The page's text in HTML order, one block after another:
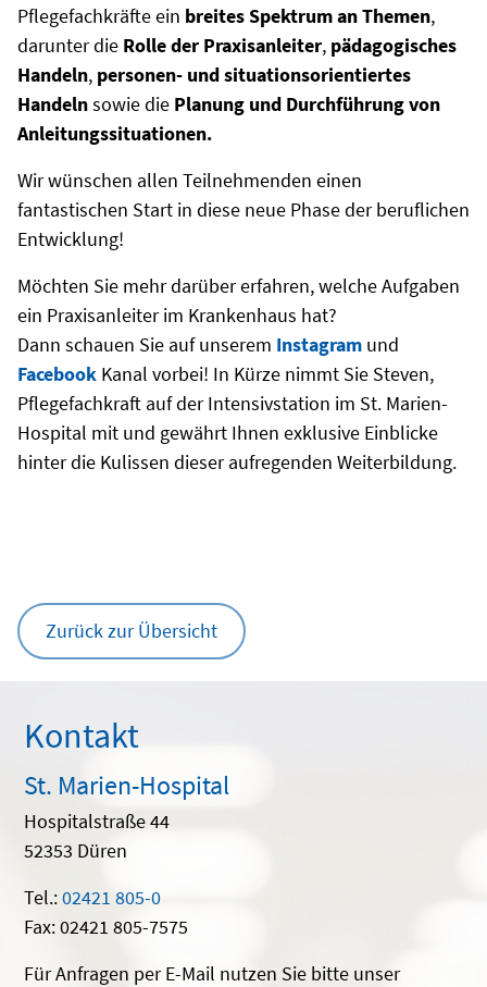
Pflegefachkräfte ein breites Spektrum an Themen,
darunter die Rolle der Praxisanleiter, pädagogisches
Handeln, personen- und situationsorientiertes
Handelnsowie die Planung und Durchführung von
Anleitungssituationen.
Wir wünschen allen Teilnehmenden einen
fantastischen Start in diese neue Phase der beruflichen
Entwicklung!
Möchten Sie mehr darüber erfahren, welche Aufgaben
ein Praxisanleiter im Krankenhaus hat?
Dann schauen Sie auf unserem Instagram und
Facebook Kanal vorbei! In Kürze nimmt Sie Steven,
Pflegefachkraft auf der Intensivstation im St. Marien-
Hospital mit und gewährt Ihnen exklusive Einblicke
hinter die Kulissen dieser aufregenden Weiterbildung.
Zurück zur Übersicht
Kontakt
St. Marien-Hospital
Hospitalstraße 44
52353 Düren
Tel.:02421 805-0
Fax: 02421 805-7575
Für Anfragen per E-Mail nutzen Sie bitte unser